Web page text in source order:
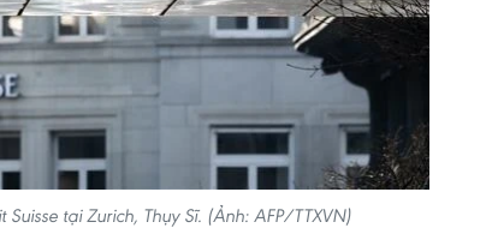
tại Zurich, Thụy Sĩ. (Ảnh: AFP/TTXVN)